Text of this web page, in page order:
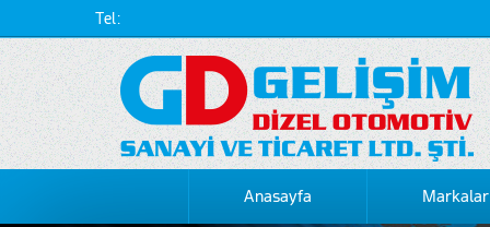
Tel:
Anasayfa Markalar